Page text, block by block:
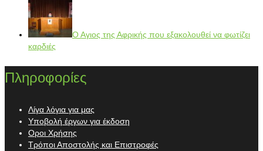
Ο Αγιος της Αφρικής που εξακολουθεί να φωτίζει
καρδιές
Πληροφορίες
Λίγα λόγια για μας
Υποβολή έργων για έκδοση
Οροι Χρήσης
Τρόποι Αποστολής και Επιστροφές